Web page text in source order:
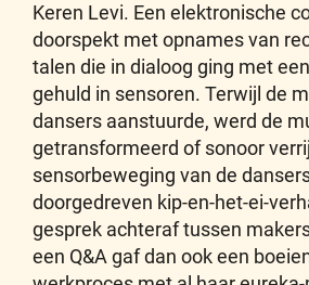
Keren Levi. Een elektronische
doorspekt met opnames van
talen die in dialoog ging met
gehuld in sensoren. Terwijl de
dansers aanstuurde, werd de
getransformeerd of sonoor
sensorbeweging van de
doorgedreven kip-en-het-ei-
gesprek achteraf tussen
een Q&A gaf dan ook een